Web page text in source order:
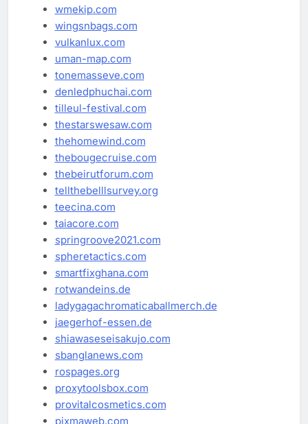
wmekip.com
wingsnbags.com
vulkanlux.com
uman-map.com
tonemasseve.com
denledphuchai.com
tilleul-festival.com
thestarswesaw.com
thehomewind.com
thebougecruise.com
thebeirutforum.com
tellthebelllsurvey.org
teecina.com
taiacore.com
springroove2021.com
spheretactics.com
smartfixghana.com
rotwandeins.de
ladygagachromaticaballmerch.de
jaegerhof-essen.de
shiawaseseisakujo.com
sbanglanews.com
rospages.org
proxytoolsbox.com
provitalcosmetics.com
pixmaweb.com